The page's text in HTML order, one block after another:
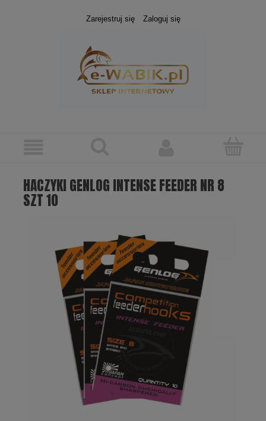
Zarejestruj się Zaloguj się
HACZYKI GENLOG INTENSE FEEDER NR 8
SZT 10